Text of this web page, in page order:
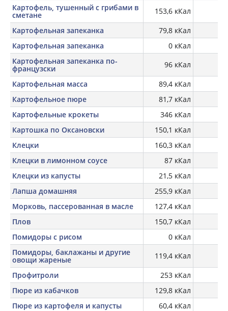
Картофель, тушенный с грибами в
сметане 153,6 кКал
Картофельная запеканка
79,8 кКал
Картофельная запеканка
0 кКал
Картофельная запеканка по-
французски 96 кКал
Картофельная масса
89,4 кКал
Картофельное пюре
81,7 кКал
Картофельные крокеты
346 кКал
Картошка по Оксановски
150,1 кКал
Клецки
160,3 кКал
Клецки в лимонном соусе
87 кКал
Клецки из капусты
21,5 кКал
Лапша домашняя
255,9 кКал
Морковь, пассерованная в масле
127,4 кКал
Плов
150,7 кКал
Помидоры с рисом
0 кКал
Помидоры, баклажаны и другие
овощи жареные 119,4 кКал
Профитроли
253 кКал
Пюре из кабачков
129,8 кКал
Пюре из картофеля и капусты
60,4 кКал